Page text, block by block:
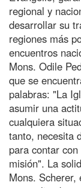
regional y
desarrollar su
regiones más
encuentros
Mons. Odile
que se
palabras: "La
asumir una
cualquiera
tanto, necesita
para contar
misión". La
Mons. Scherer,